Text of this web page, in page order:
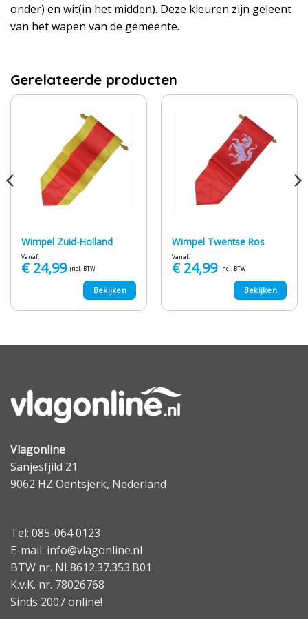
onder) en wit(in het midden). Deze kleuren zijn geleent
van het wapen van de gemeente.
Gerelateerde producten
Wimpel Zuid-Holland
Vanaf:
€24,99 incl. BTW
Bekijken
Wimpel Twentse Ros
Vanaf:
€24,99 incl. BTW
Bekijken
Vlagonline
Sanjesfjild 21
9062 HZ Oentsjerk, Nederland
Tel: 085-064 0123
E-mail: info@vlagonline.nl
BTW nr. NL8612.37.353.B01
K.v.K. nr. 78026768
Sinds 2007 online!